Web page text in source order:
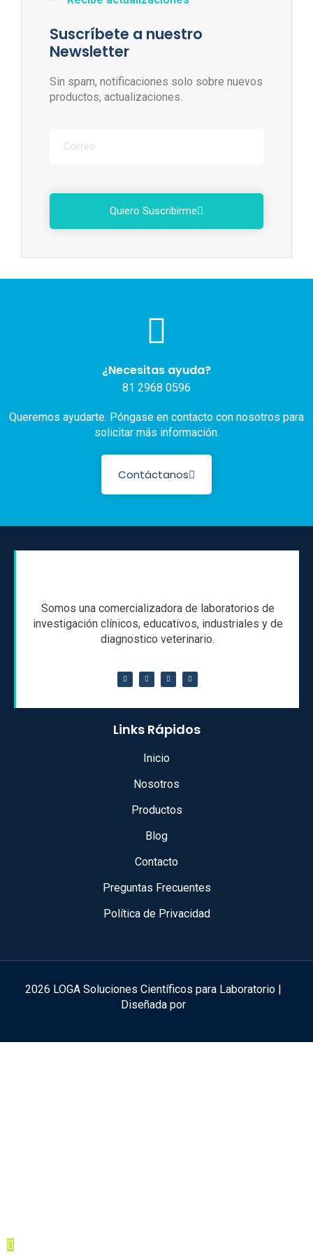
Suscríbete a nuestro
Newsletter
Sin spam, notificaciones solo sobre nuevos
productos, actualizaciones.
Quiero Suscribirme
¿Necesitas ayuda?
81 2968 0596
Queremos ayudarte. Póngase en contacto con nosotros para
solicitar más información.
Contáctanos
Somos una comercializadora de laboratorios de
investigación clínicos, educativos, industriales y de
diagnostico veterinario.
Links Rápidos
Inicio
Nosotros
Productos
Blog
Contacto
Preguntas Frecuentes
Política de Privacidad
2026 LOGA Soluciones Científicos para Laboratorio |
Diseñada por